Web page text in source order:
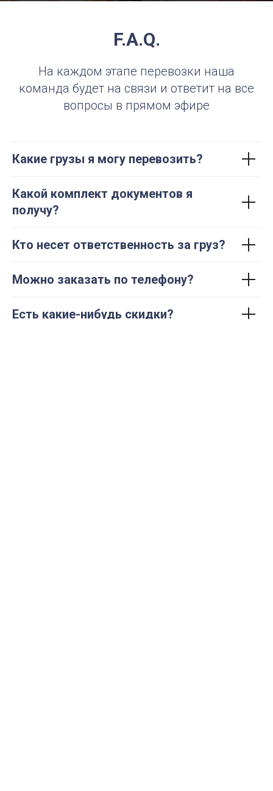
F.A.Q.
На каждом этапе перевозки наша
команда будет на связи и ответит на все
вопросы в прямом эфире
Какие грузы я могу перевозить?
Какой комплект документов я
получу?
Кто несет ответственность за груз?
Можно заказать по телефону?
Есть какие-нибудь скидки?